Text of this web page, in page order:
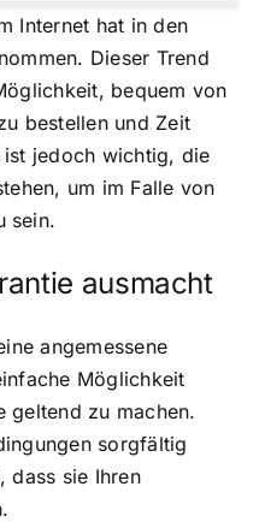
Internet hat in den
Dieser Trend
bequem von
bestellen und Zeit
ist jedoch wichtig, die
um im Falle von
sein.
ausmacht
angemessene
Möglichkeit
geltend zu machen.
sorgfältig
dass sie Ihren